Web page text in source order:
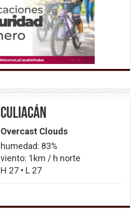
Culiacán
Overcast Clouds
humedad: 83%
viento: 1km / h norte
H 27 • L 27